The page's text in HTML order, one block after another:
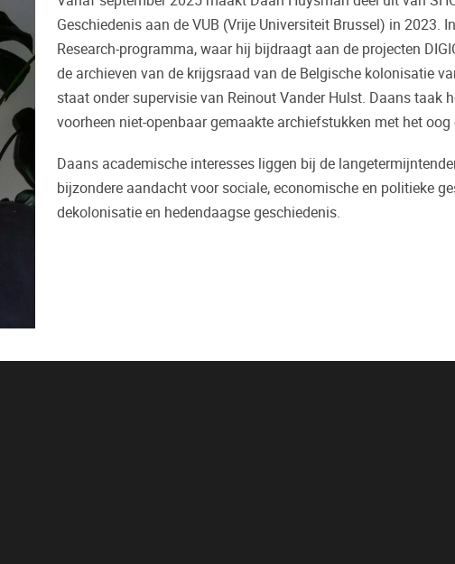
Geschiedenis aan de VUB (Vrije Universiteit Brussel) in 2023.
Research-programma, waar hij bijdraagt aan de projecten
de archieven van de krijgsraad van de Belgische kolonisatie
staat onder supervisie van Reinout Vander Hulst. Daans taak
voorheen niet-openbaar gemaakte archiefstukken met het
Daans academische interesses liggen bij de
bijzondere aandacht voor sociale, economische en politieke
dekolonisatie en hedendaagse geschiedenis.